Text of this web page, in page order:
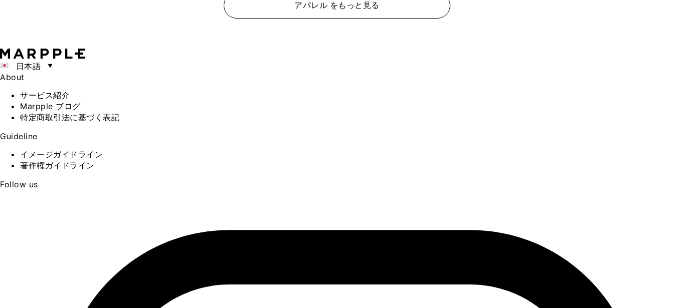
アパレル をもっと見る
日本語
About
サービス紹介
Marpple ブログ
特定商取引法に基づく表記
Guideline
イメージガイドライン
著作権ガイドライン
Follow us